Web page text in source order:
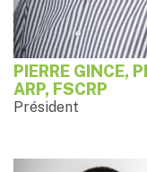
PIERRE GINCE,
ARP, FSCRP
Président